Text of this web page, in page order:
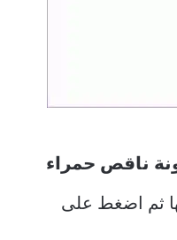
ناقص حمراء
ثم اضغط على